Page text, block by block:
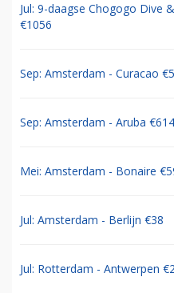
Jul: 9-daagse Chogogo Dive
€1056
Sep: Amsterdam - Curacao
Sep: Amsterdam - Aruba €614
Mei: Amsterdam - Bonaire
Jul: Amsterdam - Berlijn €38
Jul: Rotterdam - Antwerpen